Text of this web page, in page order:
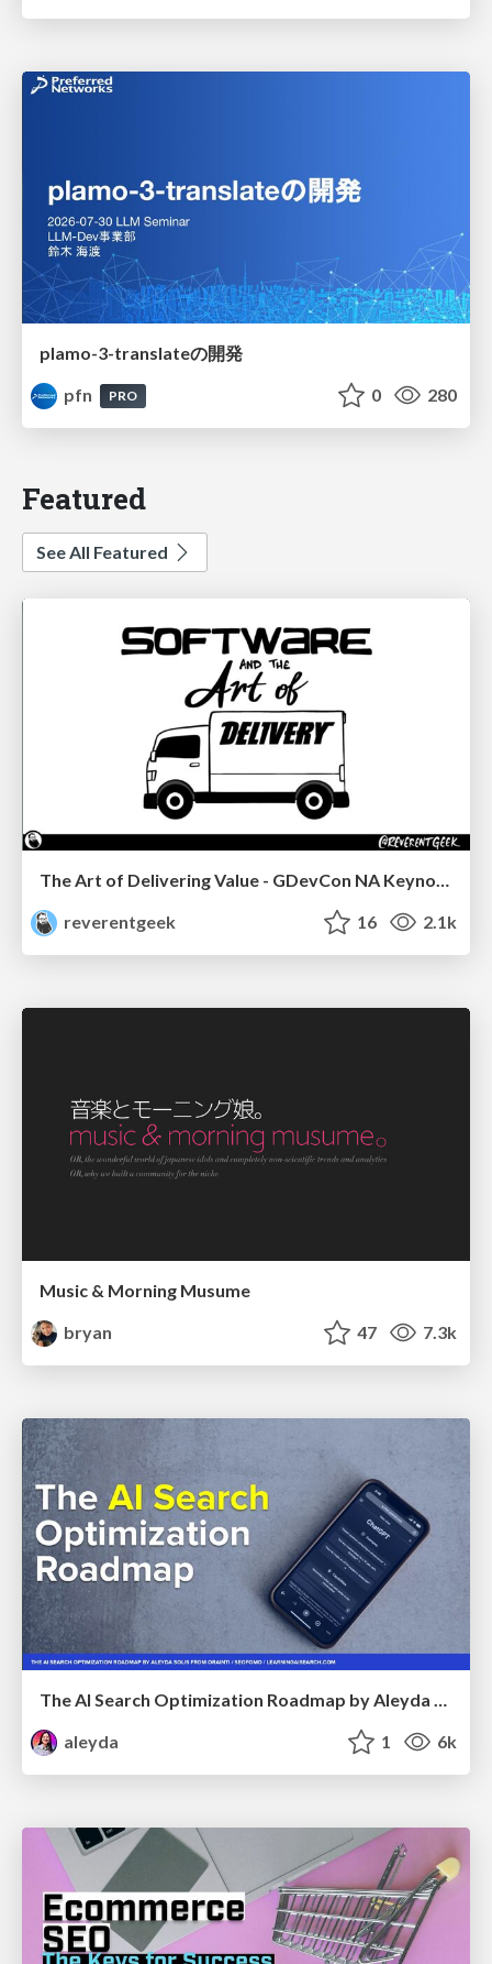
plamo-3-translateの開発
pfn
PRO 0 280
Featured
See All Featured
The Art of Delivering Value - GDevCon NA Keynote
reverentgeek
16 2.1k
Music & Morning Musume
bryan
47 7.3k
The AI Search Optimization Roadmap by Aleyda Solis
aleyda
1 6k